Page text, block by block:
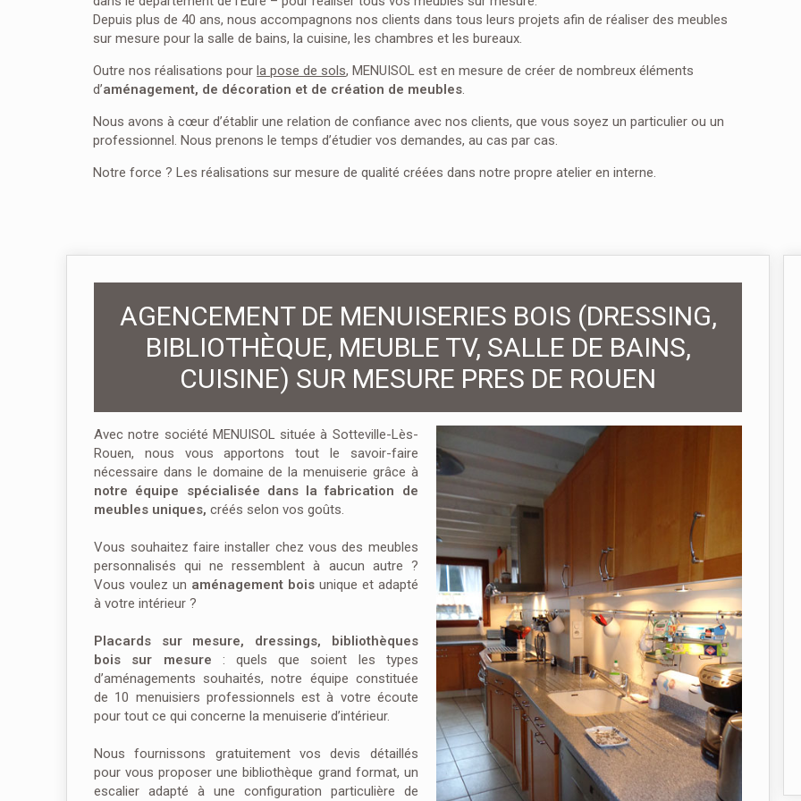
Depuis plus de 40 ans, nous accompagnons nos clients dans tous leurs projets afin de réaliser des meubles
sur mesure pour la salle de bains, la cuisine, les chambres et les bureaux.
Outre nos réalisations pourla pose de sols, MENUISOL est en mesure de créer de nombreux éléments
d’aménagement, de décoration et de création de meubles
Nous avons à cœur d’établir une relation de confiance avec nos clients, que vous soyez un particulier ou un
professionnel. Nous prenons le temps d’étudier vos demandes, au cas par cas.
Notre force ? Les réalisations sur mesure de qualité créées dans notre propre atelier en interne.
AGENCEMENT DE MENUISERIES BOIS (DRESSING,
BIBLIOTHÈQUE, MEUBLE TV, SALLE DE BAINS,
CUISINE) SUR MESURE PRES DE ROUEN
Avec notre société MENUISOL située à Sotteville-Lès-
Rouen, nous vous apportons tout le savoir-faire
nécessaire dans le domaine de la menuiserie grâce à
notre équipe spécialisée dans la fabrication de
meubles uniques, créés selon vos goûts.
Vous souhaitez faire installer chez vous des meubles
personnalisés qui ne ressemblent à aucun autre ?
Vous voulez un aménagement boisunique et adapté
à votre intérieur ?
Placards sur mesure, dressings, bibliothèques
bois sur mesure : quels que soient les types
d’aménagements souhaités, notre équipe constituée
de 10 menuisiers professionnels est à votre écoute
pour tout ce qui concerne la menuiserie d’intérieur.
Nous fournissons gratuitement vos devis détaillés
pour vous proposer une bibliothèque grand format, un
escalier adapté à une configuration particulière de